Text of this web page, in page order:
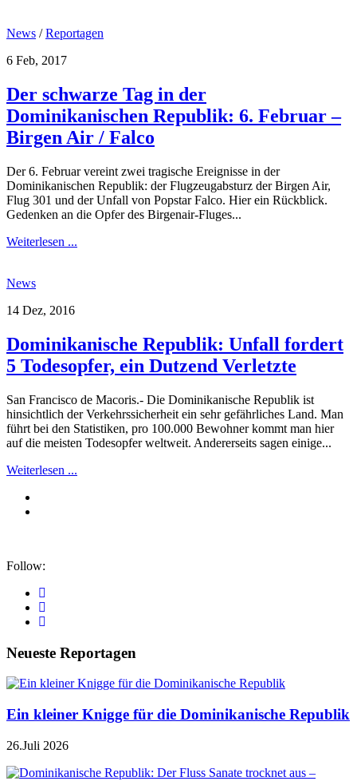
News /Reportagen
6 Feb, 2017
Der schwarze Tag in der
Dominikanischen Republik: 6. Februar –
Birgen Air / Falco
Der 6. Februar vereint zwei tragische Ereignisse in der
Dominikanischen Republik: der Flugzeugabsturz der Birgen Air,
Flug 301 und der Unfall von Popstar Falco. Hier ein Rückblick.
Gedenken an die Opfer des Birgenair-Fluges...
Weiterlesen ...
News
14 Dez, 2016
Dominikanische Republik: Unfall fordert
5 Todesopfer, ein Dutzend Verletzte
San Francisco de Macoris.- Die Dominikanische Republik ist
hinsichtlich der Verkehrssicherheit ein sehr gefährliches Land. Man
führt bei den Statistiken, pro 100.000 Bewohner kommt man hier
auf die meisten Todesopfer weltweit. Andererseits sagen einige...
Weiterlesen ...
Follow:
Neueste Reportagen
Ein kleiner Knigge für die Dominikanische Republik
26.Juli 2026